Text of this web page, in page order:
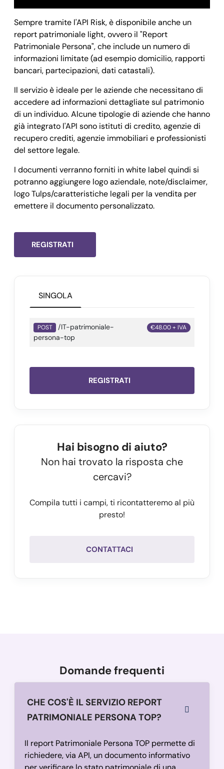
Sempre tramite l'API Risk, è disponibile anche un
report patrimoniale light, ovvero il "Report
Patrimoniale Persona", che include un numero di
informazioni limitate (ad esempio domicilio, rapporti
bancari, partecipazioni, dati catastali).
Il servizio è ideale per le aziende che necessitano di
accedere ad informazioni dettagliate sul patrimonio
di un individuo. Alcune tipologie di aziende che hanno
già integrato l'API sono istituti di credito, agenzie di
recupero crediti, agenzie immobiliari e professionisti
del settore legale.
I documenti verranno forniti in white label quindi si
potranno aggiungere logo aziendale, note/disclaimer,
logo Tulps/caratteristiche legali per la vendita per
emettere il documento personalizzato.
REGISTRATI
SINGOLA
POST
/IT-patrimoniale-
persona-top
€48.00 + IVA
REGISTRATI
Hai bisogno di aiuto?
Non hai trovato la risposta che
cercavi?
Compila tutti i campi, ti ricontatteremo al più
presto!
CONTATTACI
Domande frequenti
CHE COS'È IL SERVIZIO REPORT
PATRIMONIALE PERSONA TOP?
Il report Patrimoniale Persona TOP permette di
richiedere, via API, un documento informativo